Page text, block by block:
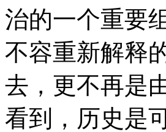
治的一个重要
不容重新解释
去，更不再是
看到，历史是